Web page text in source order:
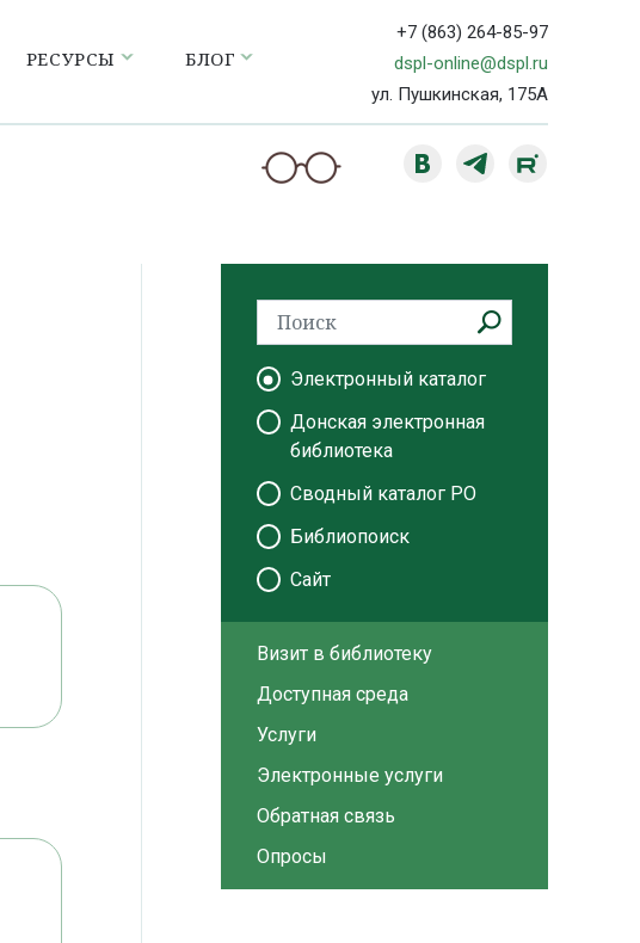
РЕСУРСЫ БЛОГ
+7 (863) 264-85-97
dspl-online@dspl.ru
ул. Пушкинская, 175А
Электронный каталог
Донская электронная
библиотека
Сводный каталог РО
Библиопоиск
Сайт
Визит в библиотеку
Доступная среда
Услуги
Электронные услуги
Обратная связь
Опросы